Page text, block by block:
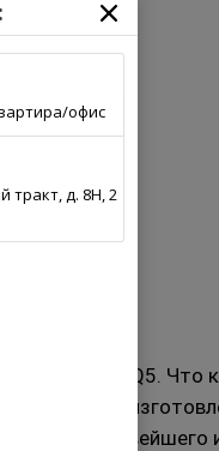
Q5. Что
коврики
для новейшего
офис
тракт, д. 8Н, 2